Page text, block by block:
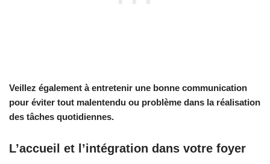
Veillez également à entretenir une bonne communication
pour éviter tout malentendu ou problème dans la réalisation
des tâches quotidiennes.
L’accueil et l’intégration dans votre foyer